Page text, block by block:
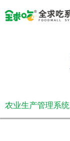
农业生产管理系统